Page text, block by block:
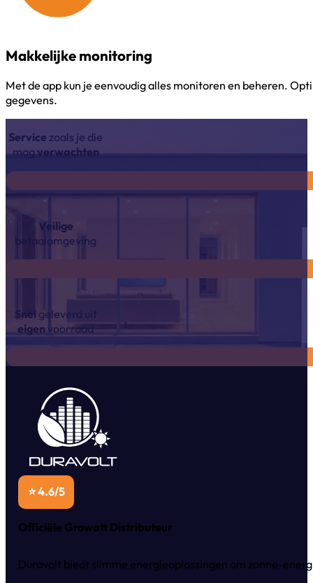
Makkelijke monitoring
Met de app kun je eenvoudig alles monitoren en beheren.
gegevens.
Service zoals je die
magverwachten
Veilige
betaalomgeving
Snel geleverd uit
eigen voorraad
⭐ 4.6/5
Officiële Growatt Distributeur
Duravolt biedt slimme energieoplossingen om zonne-